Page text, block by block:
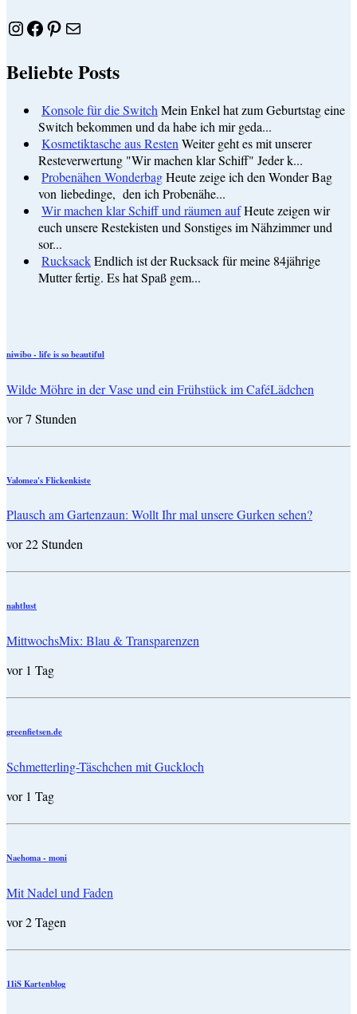
Instagram
Facebook
Pinterest
E-Mail
Beliebte Posts
Konsole für die Switch Mein Enkel hat zum Geburtstag eine
Switch bekommen und da habe ich mir geda...
Kosmetiktasche aus Resten Weiter geht es mit unserer
Resteverwertung "Wir machen klar Schiff" Jeder k...
Probenähen WonderbagHeute zeige ich den Wonder Bag
von liebedinge, den ich Probenähe...
Wir machen klar Schiff und räumen aufHeute zeigen wir
euch unsere Restekisten und Sonstiges im Nähzimmer und
sor...
RucksackEndlich ist der Rucksack für meine 84jährige
Mutter fertig. Es hat Spaß gem...
niwibo - life is so beautiful
Wilde Möhre in der Vase und ein Frühstück im CaféLädchen
vor 7 Stunden
Valomea's Flickenkiste
Plausch am Gartenzaun: Wollt Ihr mal unsere Gurken sehen?
vor 22 Stunden
nahtlust
MittwochsMix: Blau & Transparenzen
vor 1 Tag
greenfietsen.de
Schmetterling-Täschchen mit Guckloch
vor 1 Tag
Naehoma - moni
Mit Nadel und Faden
vor 2 Tagen
11iS Kartenblog